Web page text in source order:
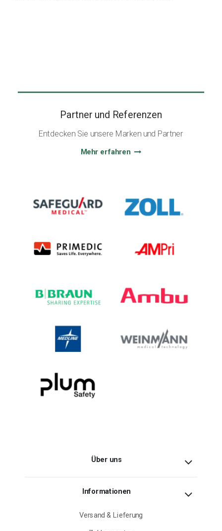
Partner und Referenzen
Entdecken Sie unsere Marken und Partner
Mehr erfahren
Über uns